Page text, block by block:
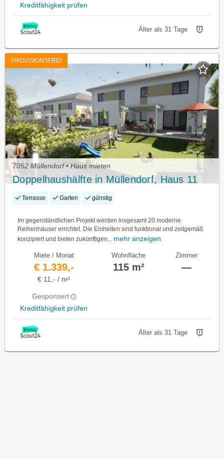
Kreditfähigkeit prüfen
Älter als 31 Tage
PROVISIONSFREI
7052 Müllendorf • Haus mieten
Doppelhaushälfte in Müllendorf, Haus 11
Terrasse Garten günstig
Im gegenständlichen Projekt werden insgesamt 20 moderne
Reihenhäuser errichtet. Die Einheiten sind funktional und zeitgemäß
konzipiert und bieten zukünftigen... mehr anzeigen
Miete / Monat
€ 1.339,-
€ 11,- / m²
Gesponsert
Kreditfähigkeit prüfen
Wohnfläche
115 m²
Zimmer
—
Älter als 31 Tage